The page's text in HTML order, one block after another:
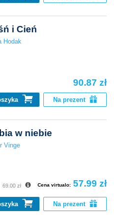
i Cień
Hodak
90.87 zł
Na prezent
w niebie
Vinge
Cena virtualo: 57.99 zł
69.00 zł
Na prezent